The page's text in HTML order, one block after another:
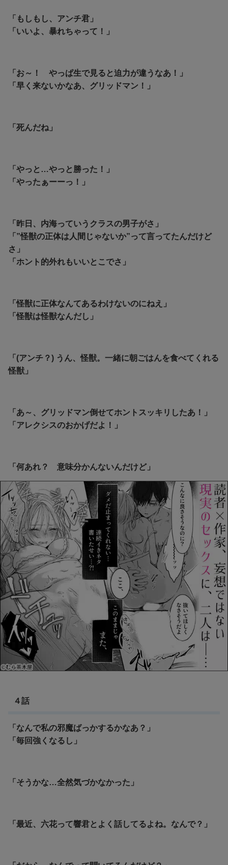
「もしもし、アンチ君」
「いいよ、暴れちゃって！」
「お～！ やっぱ生で見ると迫力が違うなあ！」
「早く来ないかなあ、グリッドマン！」
「死んだね」
「やっと…やっと勝った！」
「やったぁーーっ！」
「昨日、内海っていうクラスの男子がさ」
「”怪獣の正体は人間じゃないか”って言ってたんだけど
さ」
「ホント的外れもいいとこでさ」
「怪獣に正体なんてあるわけないのにねえ」
「怪獣は怪獣なんだし」
「(アンチ？) うん、怪獣。一緒に朝ごはんを食べてくれる
怪獣」
「あ～、グリッドマン倒せてホントスッキリしたあ！」
「アレクシスのおかげだよ！」
「何あれ？ 意味分かんないんだけど」
４話
「なんで私の邪魔ばっかするかなあ？」
「毎回強くなるし」
「そうかな…全然気づかなかった」
「最近、六花って響君とよく話してるよね。なんで？」